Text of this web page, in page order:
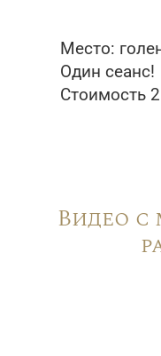
Место:
Один сеанс!
Стоимость
Видео с